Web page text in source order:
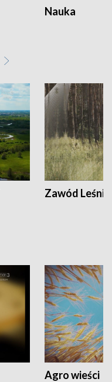
Nauka
Zawód Leśnik
Agro wieści